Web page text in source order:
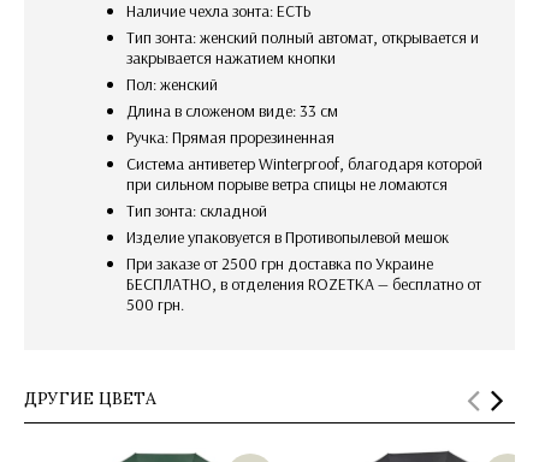
Наличие чехла зонта: ЕСТЬ
Тип зонта: женский полный автомат, открывается и
закрывается нажатием кнопки
Пол: женский
Длина в сложеном виде: 33 см
Ручка: Прямая прорезиненная
Система антиветер Winterproof, благодаря которой
при сильном порыве ветра спицы не ломаются
Тип зонта: складной
изделие упаковуется в Противопылевой мешок
При заказе от 2500 грн доставка по Украине
БЕСПЛАТНО, в отделения ROZETKA — бесплатно от
500 грн.
ДРУГИЕ ЦВЕТА